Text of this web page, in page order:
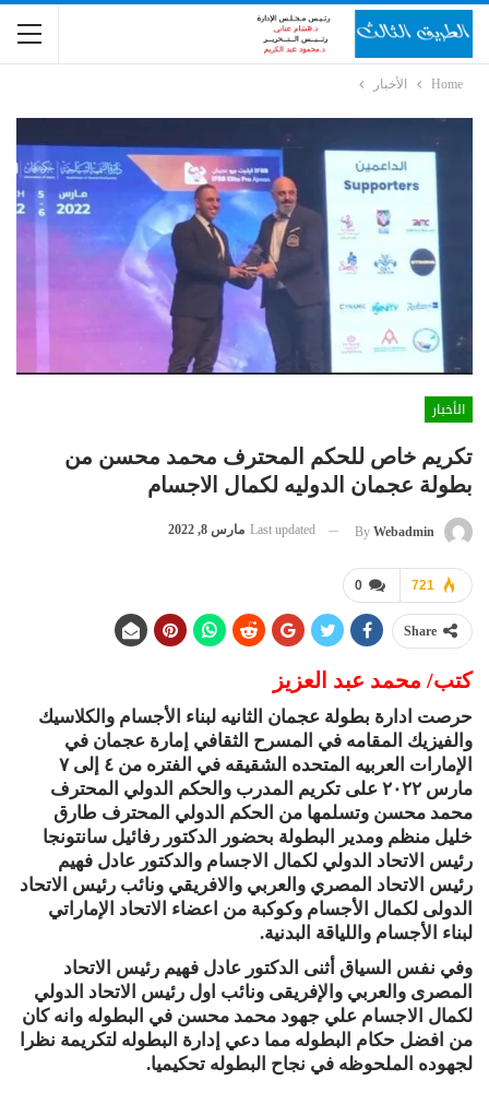
Home الأخبار
الأخبار
تكريم خاص للحكم المحترف محمد محسن من
بطولة عجمان الدوليه لكمال الاجسام
By Webadmin
Last updated مارس 8, 2022
0 721
Share
كتب/ محمد عبد العزيز
حرصت ادارة بطولة عجمان الثانيه لبناء الأجسام والكلاسيك
والفيزيك المقامه في المسرح الثقافي إمارة عجمان في
الإمارات العربيه المتحده الشقيقه في الفتره من ٤ إلى ٧
مارس ٢٠٢٢ على تكريم المدرب والحكم الدولي المحترف
محمد محسن وتسلمها من الحكم الدولي المحترف طارق
خليل منظم ومدير البطولة بحضور الدكتور رفائيل سانتونجا
رئيس الاتحاد الدولي لكمال الاجسام والدكتور عادل فهيم
رئيس الاتحاد المصري والعربي والافريقي ونائب رئيس الاتحاد
الدولى لكمال الأجسام وكوكبة من اعضاء الاتحاد الإماراتي
لبناء الأجسام واللياقة البدنية.
وفي نفس السياق أثنى الدكتور عادل فهيم رئيس الاتحاد
المصرى والعربي والإفريقى ونائب اول رئيس الاتحاد الدولي
لكمال الاجسام علي جهود محمد محسن في البطوله وانه كان
من افضل حكام البطوله مما دعي إدارة البطوله لتكريمة نظرا
لجهوده الملحوظه في نجاح البطوله تحكيميا.